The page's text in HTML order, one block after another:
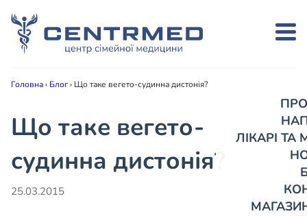
ЛІКАРІ
Головна› Блог› Що таке вегето-судинна дистонія?
Що таке вегето-
судинна дистонія?
25.03.2015